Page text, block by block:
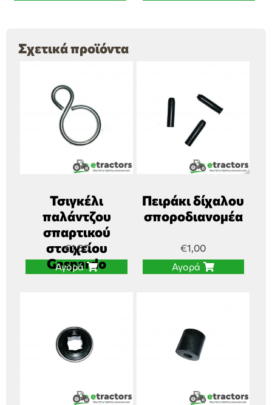
Σχετικά προϊόντα
Τσιγκέλι
παλάντζου
σπαρτικού
στοιχείου
Gaspardo
€1,50
Αγορά
Πειράκι δίχαλου
σποροδιανομέα
€1,00
Αγορά